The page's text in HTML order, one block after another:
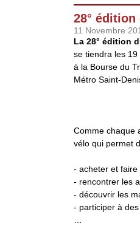
28°
11 Novembre
La 28° édition
se tiendra les 19
à la Bourse du
Métro Saint-
Comme chaque
vélo qui permet
- acheter et faire
- rencontrer les
- découvrir les
- participer à